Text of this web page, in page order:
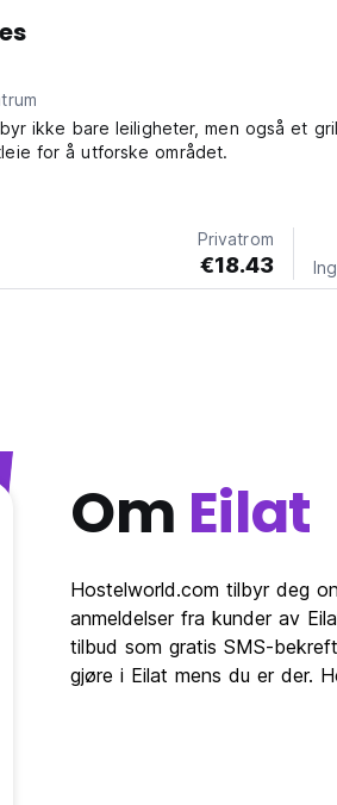
ikke bare leiligheter, men også et
for å utforske området.
Privatrom
€18.43
Om Eilat
Hostelworld.com tilbyr deg
anmeldelser fra kunder av
tilbud som gratis SMS-
gjøre i Eilat mens du er der.